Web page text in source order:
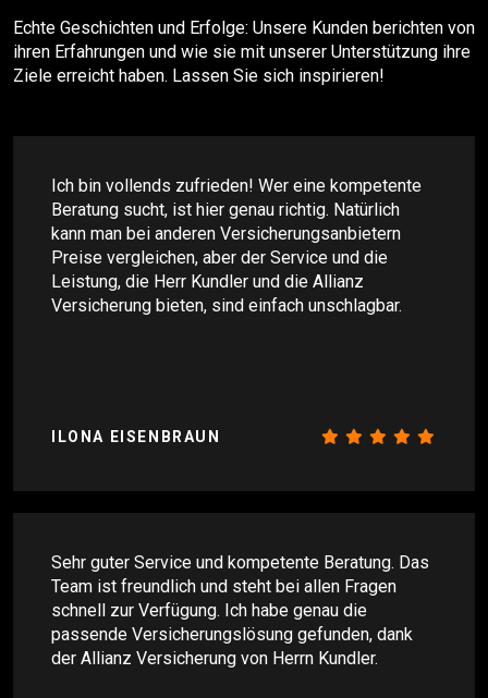
Echte Geschichten und Erfolge: Unsere Kunden berichten von
ihren Erfahrungen und wie sie mit unserer Unterstützung ihre
Ziele erreicht haben. Lassen Sie sich inspirieren!
Ich bin vollends zufrieden! Wer eine kompetente
Beratung sucht, ist hier genau richtig. Natürlich
kann man bei anderen Versicherungsanbietern
Preise vergleichen, aber der Service und die
Leistung, die Herr Kundler und die Allianz
Versicherung bieten, sind einfach unschlagbar.
ILONA EISENBRAUN
Sehr guter Service und kompetente Beratung. Das
Team ist freundlich und steht bei allen Fragen
schnell zur Verfügung. Ich habe genau die
passende Versicherungslösung gefunden, dank
der Allianz Versicherung von Herrn Kundler.